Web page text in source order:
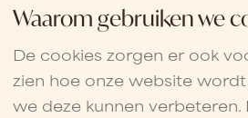
Waarom gebruiken we
De cookies zorgen er ook
zien hoe onze website
we deze kunnen verbeteren.